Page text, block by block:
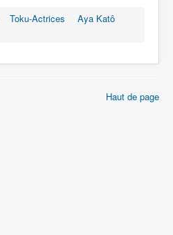
Toku-Actrices
Aya Katô
Haut de page